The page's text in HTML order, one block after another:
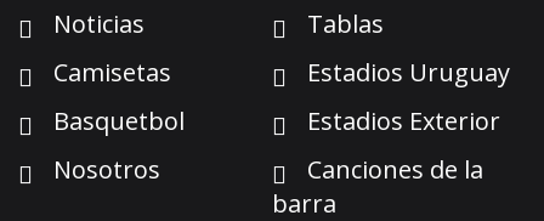
Noticias
Tablas
Camisetas
Estadios Uruguay
Basquetbol
Estadios Exterior
Nosotros
Canciones de la
barra